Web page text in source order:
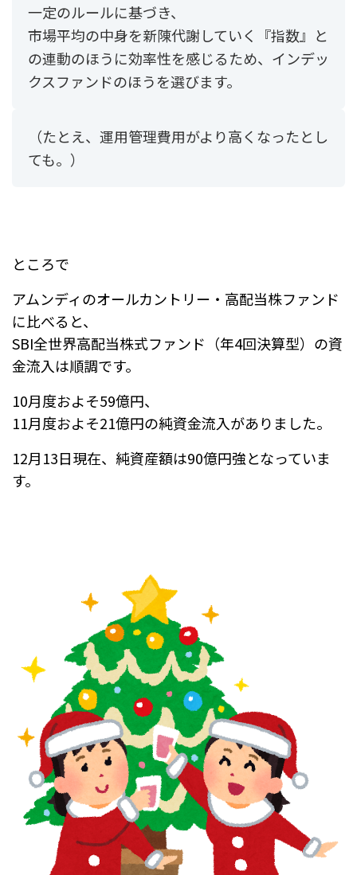
一定のルールに基づき、
市場平均の中身を新陳代謝していく『指数』と
の連動のほうに効率性を感じるため、インデッ
クスファンドのほうを選びます。
（たとえ、運用管理費用がより高くなったとし
ても。）
ところで
アムンディのオールカントリー・高配当株ファンド
に比べると、
SBI全世界高配当株式ファンド（年4回決算型）の資
金流入は順調です。
10月度およそ59億円、
11月度およそ21億円の純資金流入がありました。
12月13日現在、純資産額は90億円強となっていま
す。